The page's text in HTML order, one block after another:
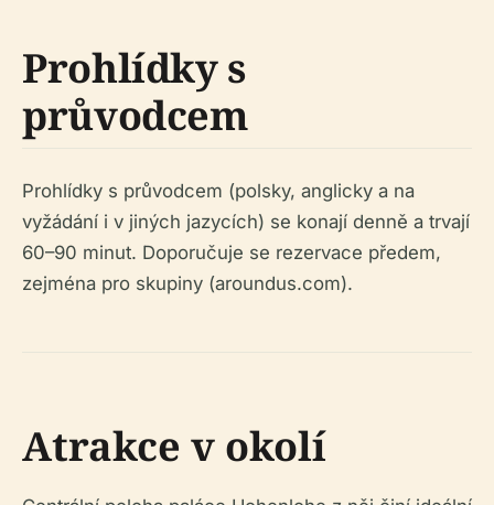
Prohlídky s
průvodcem
Prohlídky s průvodcem (polsky, anglicky a na
vyžádání i v jiných jazycích) se konají denně a trvají
60–90 minut. Doporučuje se rezervace předem,
zejména pro skupiny (aroundus.com).
Atrakce v okolí